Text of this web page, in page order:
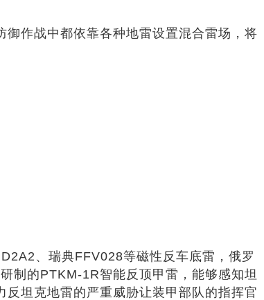
作战中都依靠各种地雷设置混合雷场，将
、瑞典FFV028等磁性反车底雷，俄罗
制的PTKM-1R智能反顶甲雷，能够感知坦
坦克地雷的严重威胁让装甲部队的指挥官